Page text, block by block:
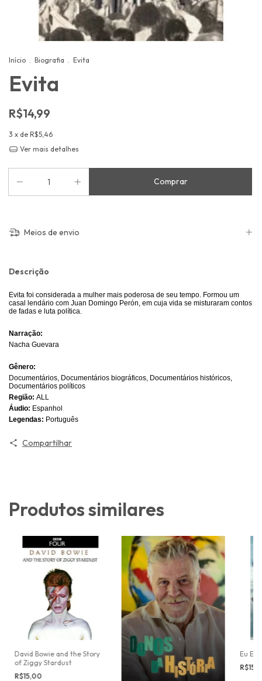
Início . Biografia . Evita
Evita
R$14,99
3 x de R$5,46
Ver mais detalhes
Meios de envio
Descrição
Evita foi considerada a mulher mais poderosa de seu tempo. Formou um
casal lendário com Juan Domingo Perón, em cuja vida se misturaram contos
de fadas e luta política.
Narração:
Nacha Guevara
Gênero:
Documentários, Documentários biográficos, Documentários históricos,
Documentários políticos
Região: ALL
Áudio: Espanhol
Legendas: Português
Compartilhar
Produtos similares
David Bowie and the Story
of Ziggy Stardust
R$15,00
Eu Eu